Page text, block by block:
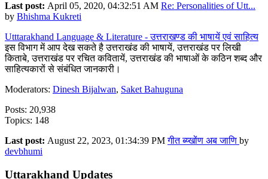
Last post: April 05, 2020, 04:32:51 AM Re: Personalities of Utt...
by Bhishma Kukreti
Utttarakhand Language & Literature - उत्तराखण्ड की भाषायें एवं साहित्य
इस विभाग में आप देख सकते है उत्तराखंड की भाषायें, उत्तराखंड पर लिखी
किताबे, उत्तराखंड पर रचित कवितायें, उत्तराखंड की भाषाओं के कठिन शब्द और
साहित्यकारों से संबंधित जानकारी।
Moderators: Dinesh Bijalwan, Saket Bahuguna
Posts: 20,938
Topics: 148
Last post: August 22, 2023, 01:34:39 PMगीत ब्य्खोंण अब जाणि by
devbhumi
Uttarakhand Updates